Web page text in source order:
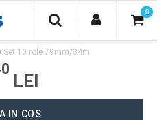
0
Set 10 role 79mm/34m
LEI
IN COS